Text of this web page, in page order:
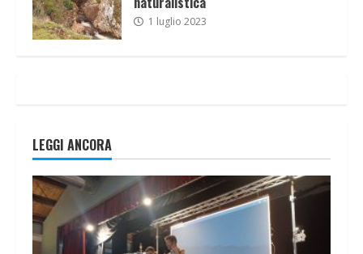
1 luglio 2023
LEGGI ANCORA